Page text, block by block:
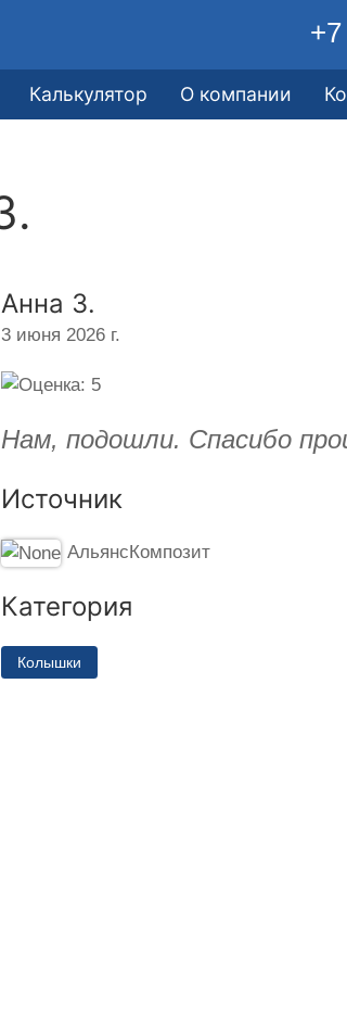
Калькулятор О компании
Анна З.
3 июня 2026 г.
Нам, подошли. Спасибо
Источник
АльянсКомпозит
Категория
Колышки